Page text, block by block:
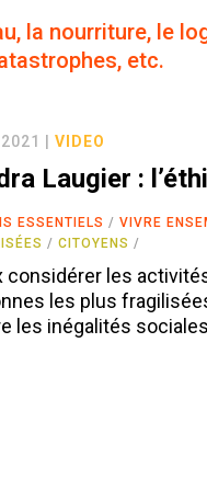
la nourriture, le
etc.
|VIDEO
Laugier :
ESSENTIELS VIVRE
CITOYENS
considérer les
les plus
les inégalités